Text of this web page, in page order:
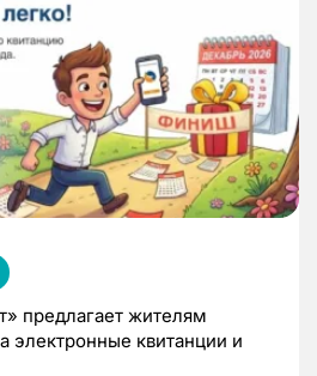
предлагает жителям
электронные квитанции и